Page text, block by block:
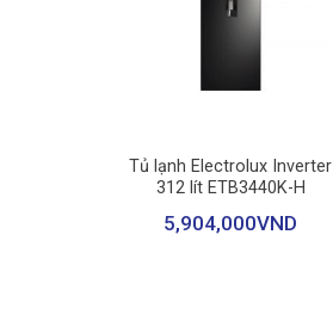
Tủ lạnh Electrolux Inverter
312 lít ETB3440K-H
5,904,000VND